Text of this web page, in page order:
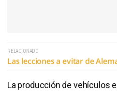
RELACIONADO
Las lecciones a evitar de
La producción de vehículos